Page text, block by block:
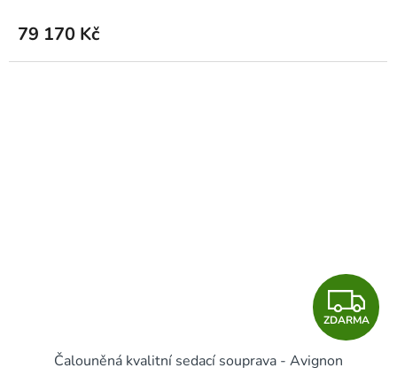
A
79 170 Kč
Z
D
ZDARMA
Čalouněná kvalitní sedací souprava - Avignon